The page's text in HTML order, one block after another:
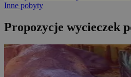
Inne pobyty
Propozycje wycieczek